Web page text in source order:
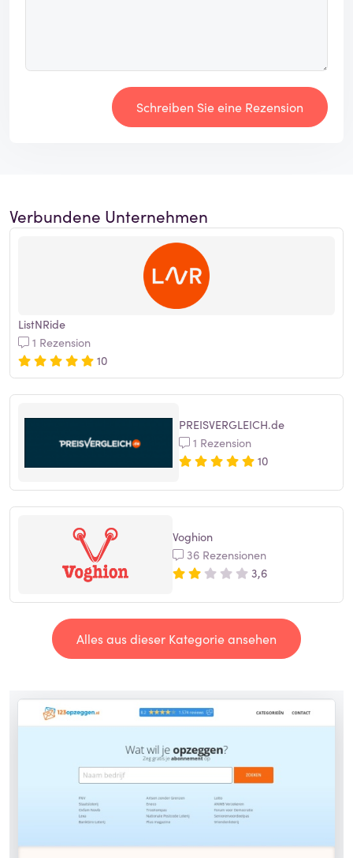
Schreiben Sie eine Rezension
Verbundene Unternehmen
ListNRide
1 Rezension
10
PREISVERGLEICH.de
1 Rezension
10
Voghion
36 Rezensionen
3,6
Alles aus dieser Kategorie ansehen